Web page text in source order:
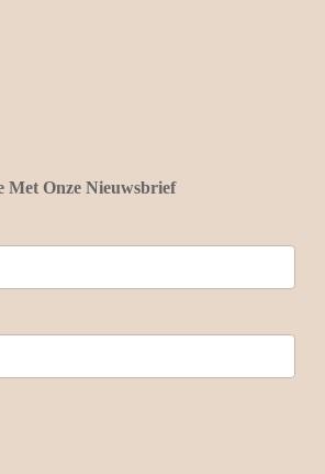
Met Onze Nieuwsbrief